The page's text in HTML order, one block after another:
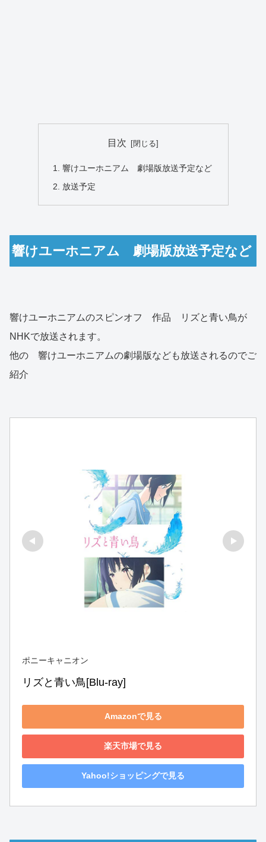
目次
響けユーホニアム 劇場版放送予定など
放送予定
響けユーホニアム 劇場版放送予定など
響けユーホニアムのスピンオフ 作品 リズと青い鳥が
NHKで放送されます。
他の 響けユーホニアムの劇場版なども放送されるのでご
紹介
ポニーキャニオン
リズと青い鳥[Blu-ray]
Amazonで見る
楽天市場で見る
Yahoo!ショッピングで見る